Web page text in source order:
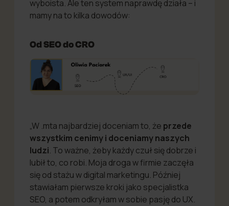
wyboista. Ale ten system naprawdę działa – i
mamy na to kilka dowodów:
Od SEO do CRO
„W .mta najbardziej doceniam to, że przede
wszystkim cenimy i doceniamy naszych
ludzi. To ważne, żeby każdy czuł się dobrze i
lubił to, co robi. Moja droga w firmie zaczęła
się od stażu w digital marketingu. Później
stawiałam pierwsze kroki jako specjalistka
SEO, a potem odkryłam w sobie pasję do UX.